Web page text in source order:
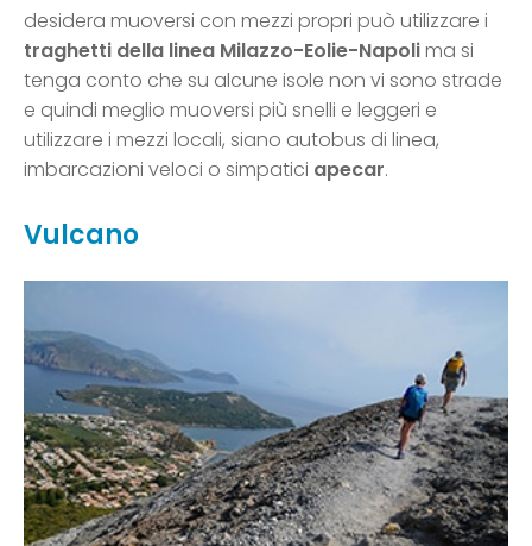
desidera muoversi con mezzi propri può utilizzare i
traghetti della linea Milazzo-Eolie-Napolima si
tenga conto che su alcune isole non vi sono strade
e quindi meglio muoversi più snelli e leggeri e
utilizzare i mezzi locali, siano autobus di linea,
imbarcazioni veloci o simpatici apecar.
Vulcano